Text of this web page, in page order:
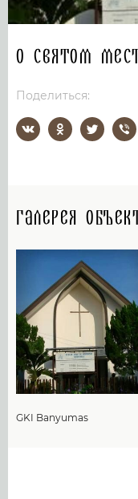
О святом
Поделиться:
Галерея
GKI Banyumas